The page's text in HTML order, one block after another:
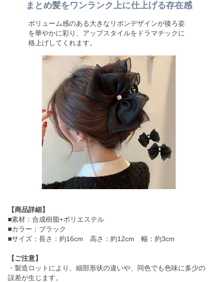
まとめ髪をワンランク上に仕上げる存在感
ボリューム感のある大きなリボンデザインが後ろ姿
を華やかに彩り、アップスタイルをドラマチックに
格上げしてくれます。
【商品詳細】
■素材：合成樹脂+ポリエステル
■カラー：ブラック
■サイズ：長さ：約16cm 高さ：約12cm 幅：約3cm
【ご注意】
・製造ロットにより、細部形状の違いや、同色でも色味に多少の
誤差が生じます。